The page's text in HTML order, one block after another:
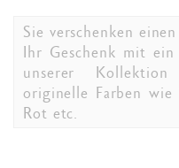
Sie verschenken einen
Ihr Geschenk mit ein
unserer
originelle Farben
Rot etc.